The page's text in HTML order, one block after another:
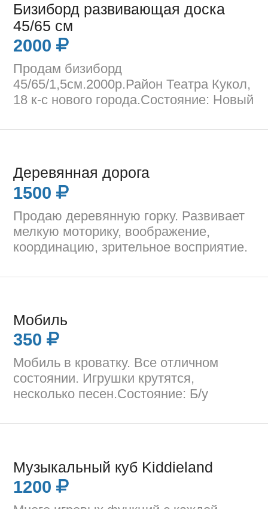
Бизиборд развивающая доска
45/65 см
2000
Продам бизиборд
45/65/1,5см.2000р.Район Театра Кукол,
18 к-с нового города.Состояние: Новый
Деревянная дорога
1500
Продаю деревянную горку. Развивает
мелкую моторику, воображение,
координацию, зрительное восприятие.
Мобиль
350
Мобиль в кроватку. Все отличном
состоянии. Игрушки крутятся,
несколько песен.Состояние: Б/у
Музыкальный куб Kiddieland
1200